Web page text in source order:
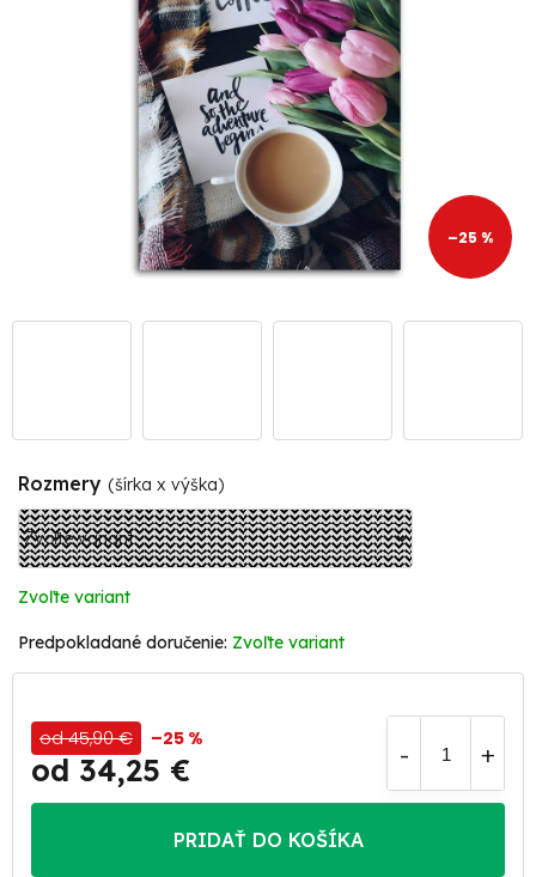
–25 %
Rozmery (šírka x výška)
Zvoľte variant
Zvoľte variant
od 45,90 € –25 %
od 34,25 €
Jednotková
PRIDAŤ DO KOŠÍKA